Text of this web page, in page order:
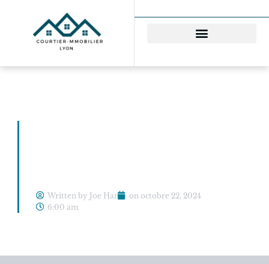
Written by Joe Har on octobre 22, 2024
6:00 am